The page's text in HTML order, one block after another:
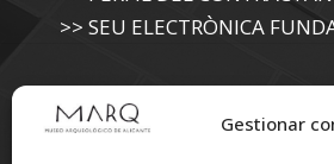
Gestionar
>> SEU ELECTRÒNICA
>> SEU ELECTRÒNICA